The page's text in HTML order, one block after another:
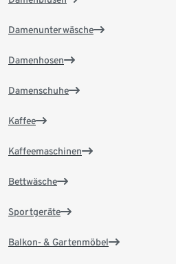
Damenunterwäsche
Damenhosen
Damenschuhe
Kaffee
Kaffeemaschinen
Bettwäsche
Sportgeräte
Balkon- & Gartenmöbel